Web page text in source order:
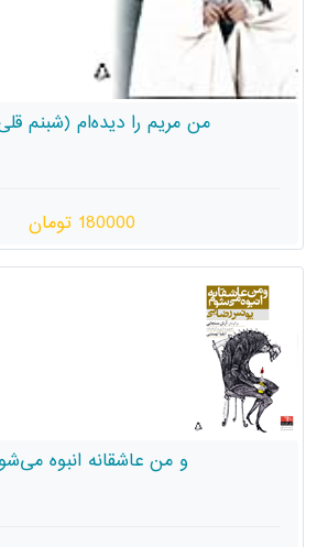
من مریم را دیده‌ام (شبنم قلی‌خانی)
180000 تومان
و من عاشقانه انبوه می‌شوم...